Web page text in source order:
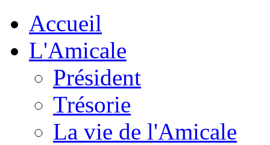
Accueil
L'Amicale
Président
Trésorie
La vie de l'Amicale